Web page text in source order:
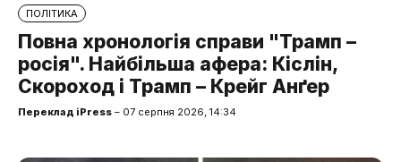
ПОЛІТИКА
Повна хронологія справи "Трамп –
росія". Найбільша афера: Кіслін,
Скороход і Трамп – Крейг Анґер
Переклад iPress – 07 серпня 2026, 14:34